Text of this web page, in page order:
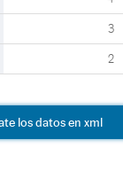
3
2
los datos en xml